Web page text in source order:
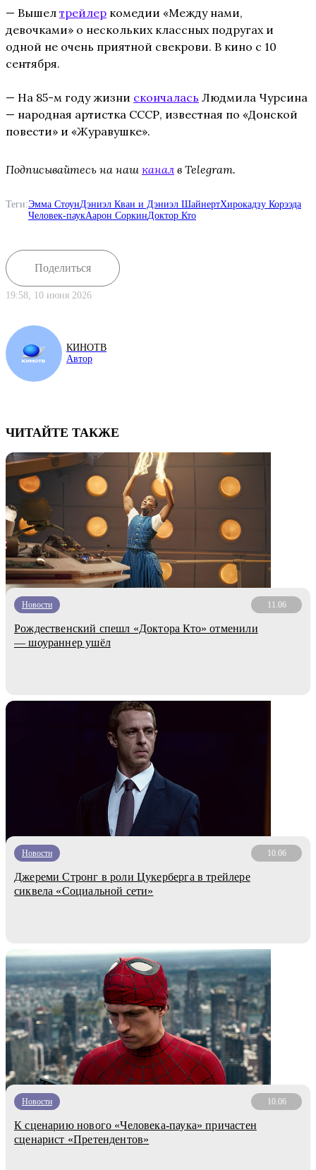
— Вышел трейлер комедии «Между нами,
девочками» о нескольких классных подругах и
одной не очень приятной свекрови. В кино с 10
сентября.
— На 85-м году жизни скончалась Людмила Чурсина
— народная артистка СССР, известная по «Донской
повести» и «Журавушке».
Подписывайтесь на наш канал в Telegram.
Теги:Эмма СтоунДэниэл Кван и Дэниэл ШайнертХирокадзу Корээда
Человек-паукАарон СоркинДоктор Кто
Поделиться
19:58, 10 июня 2026
КИНОТВ
Автор
ЧИТАЙТЕ ТАКЖЕ
Новости 11.06
Рождественский спешл «Доктора Кто» отменили
— шоураннер ушёл
Новости 10.06
Джереми Стронг в роли Цукерберга в трейлере
сиквела «Социальной сети»
Новости 10.06
К сценарию нового «Человека-паука» причастен
сценарист «Претендентов»